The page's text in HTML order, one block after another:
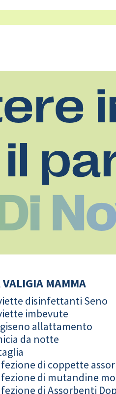
VALIGIA MAMMA
disinfettanti Seno
imbevute
allattamento
da notte
di coppette
di mutandine
di Assorbenti